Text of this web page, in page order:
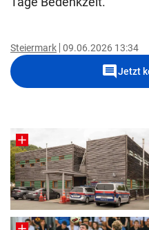
Steiermark 09.06.2026 13:34
commentJetzt